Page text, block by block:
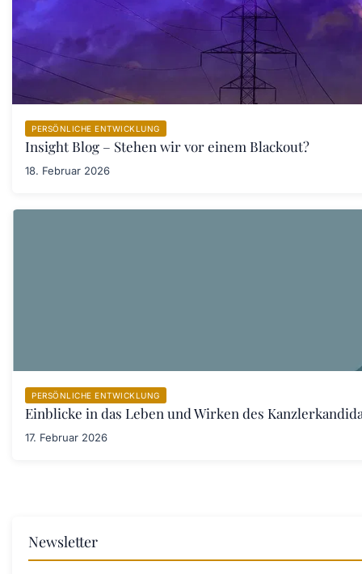
PERSÖNLICHE ENTWICKLUNG
Insight Blog – Stehen wir vor einem Blackout?
18. Februar 2026
PERSÖNLICHE ENTWICKLUNG
Einblicke in das Leben und Wirken des
17. Februar 2026
Newsletter